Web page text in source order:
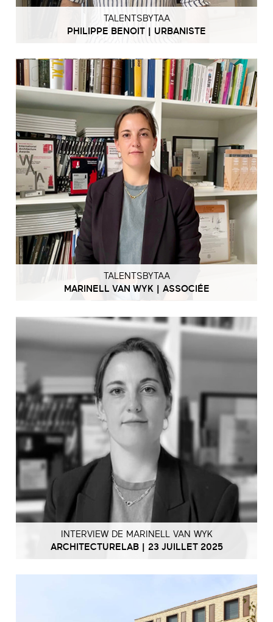
TALENTSBYTAA
PHILIPPE BENOIT | URBANISTE
TALENTSBYTAA
MARINELL VAN WYK | ASSOCIÉE
INTERVIEW DE MARINELL VAN WYK
ARCHITECTURELAB | 23 JUILLET 2025